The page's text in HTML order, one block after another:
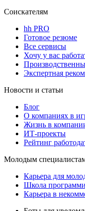
Соискателям
hh PRO
Готовое резюме
Все сервисы
Хочу у вас
Экспертная
Новости и статьи
Блог
О компаниях в
Жизнь в
ИТ-проекты
Рейтинг
Молодым
Карьера для
Школа
Карьера в